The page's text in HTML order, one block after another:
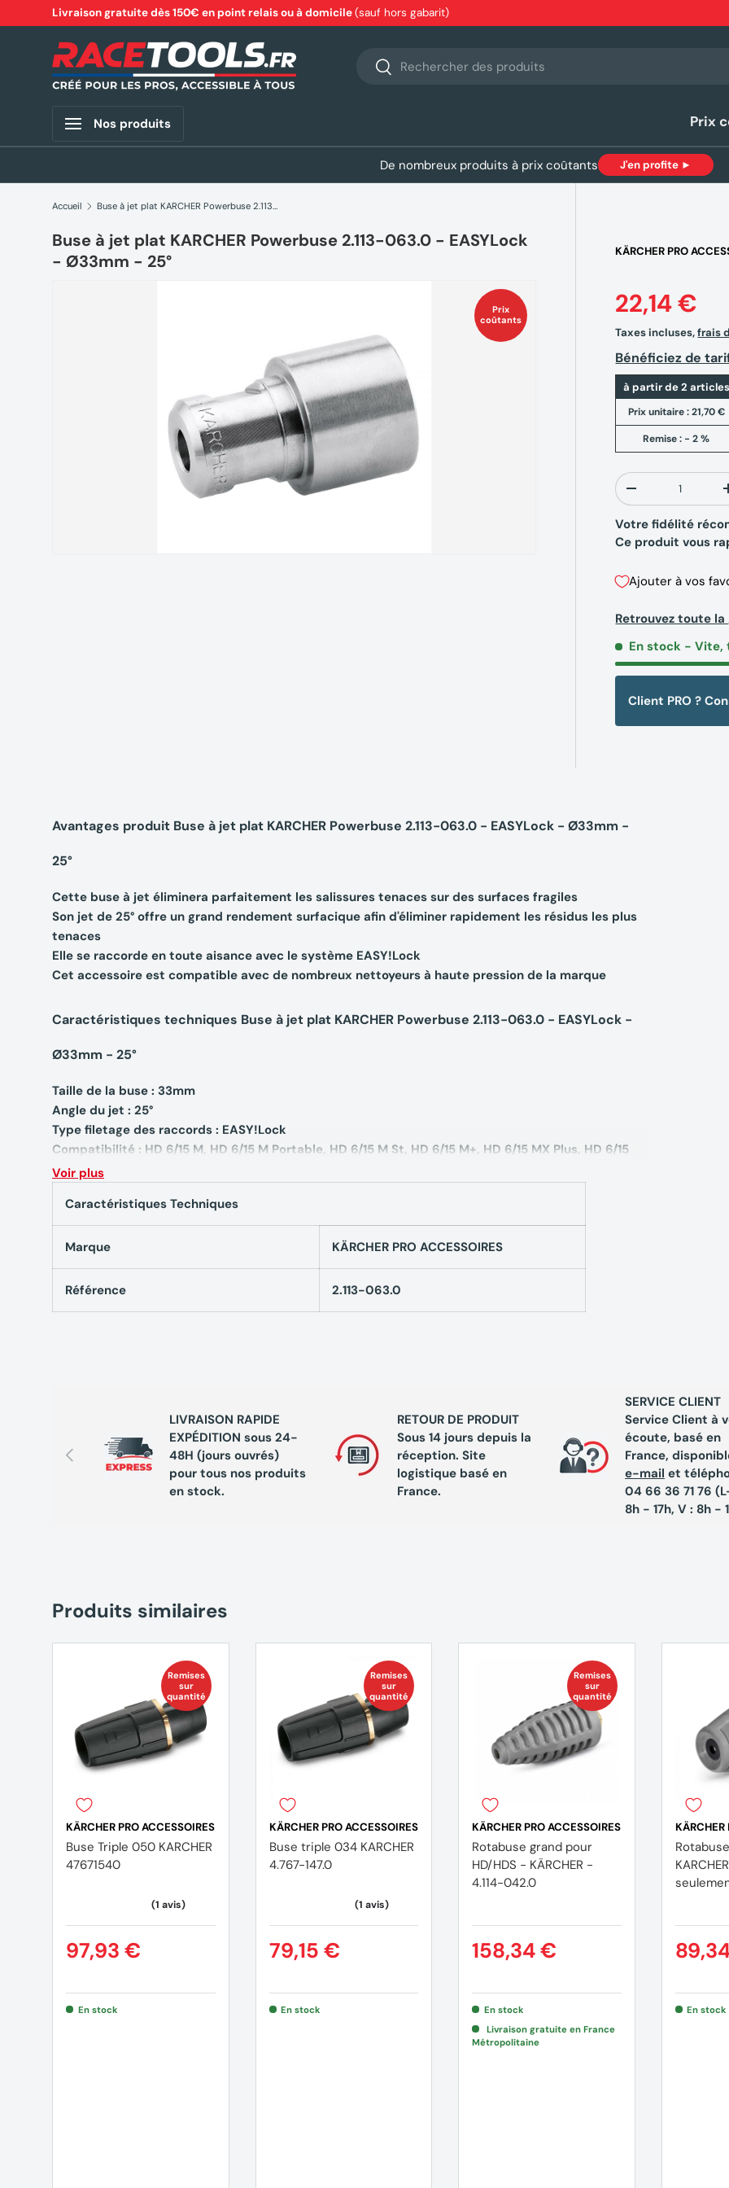
Aller au contenu
Livraison gratuite dès 150€ en point relais ou à domicile(sauf hors gabarit)
Recherche
Rechercher
Nos produits Prix
De nombreux produits à prix coûtants J'en profite ►
Accueil Buse à jet plat KARCHER Powerbuse 2.113-063.0 - EASYLock - Ø33mm - 25°
Buse à jet plat KARCHER Powerbuse 2.113-063.0 - EASYLock
- Ø33mm - 25°
Prix
coûtants
KÄRCHER PRO
22,14 €
Taxes incluses,frais
Bénéficiez de
à partir de 2 articles
Prix unitaire :21,70 €
Remise : - 2 %
Qté
-
Votre fidélité
Ce produit vous
Ajouter à vos
Retrouvez toute la
En stock - Vite,
Client PRO ?
Avantages produit Buse à jet plat KARCHER Powerbuse 2.113-063.0 - EASYLock - Ø33mm -
25°
Cette buse à jet éliminera parfaitement les salissures tenaces sur des surfaces fragiles
Son jet de 25° offre un grand rendement surfacique afin d'éliminer rapidement les résidus les plus
tenaces
Elle se raccorde en toute aisance avec le système EASY!Lock
Cet accessoire est compatible avec de nombreux nettoyeurs à haute pression de la marque
Caractéristiques techniques Buse à jet plat KARCHER Powerbuse 2.113-063.0 - EASYLock -
Ø33mm - 25°
Taille de la buse : 33mm
Angle du jet : 25°
Type filetage des raccords : EASY!Lock
Compatibilité : HD 6/15 M, HD 6/15 M Portable, HD 6/15 M St, HD 6/15 M+, HD 6/15 MX Plus, HD 6/15
MXA Plus, HDS 5/15 U+, HDS 5/15 UX+
Voir plus
Caractéristiques Techniques
Marque KÄRCHER PRO ACCESSOIRES
Référence 2.113-063.0
Précédent
LIVRAISON RAPIDE
EXPÉDITION sous 24-
48H (jours ouvrés)
pour tous nos produits
en stock.
RETOUR DE PRODUIT
Sous 14 jours depuis la
réception. Site
logistique basé en
France.
SERVICE CLIENT
Service Client à
écoute, basé en
France,
e-mail et
04 66 36 71 76
8h - 17h, V : 8h -
Produits similaires
Remises
sur
quantité
KÄRCHER PRO ACCESSOIRES
Buse Triple 050 KARCHER
47671540
97,93 €
En stock
Remises
sur
quantité
KÄRCHER PRO ACCESSOIRES
Buse triple 034 KARCHER
4.767-147.0
79,15 €
En stock
Remises
sur
quantité
KÄRCHER PRO ACCESSOIRES
Rotabuse grand pour
HD/HDS - KÄRCHER -
4.114-042.0
158,34 €
En stock
Livraison gratuite en France
Métropolitaine
KÄRCHER
En stock